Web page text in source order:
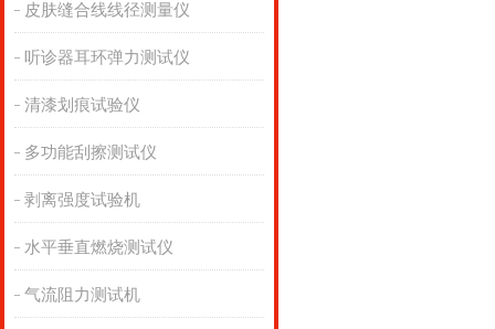
皮肤缝合线线径测量仪
听诊器耳环弹力测试仪
清漆划痕试验仪
多功能刮擦测试仪
剥离强度试验机
水平垂直燃烧测试仪
气流阻力测试机